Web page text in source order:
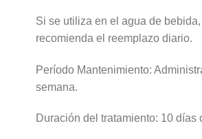
Si se utiliza en el agua de bebida,
recomienda el reemplazo diario.
Período Mantenimiento:
semana.
Duración del tratamiento: 10 días